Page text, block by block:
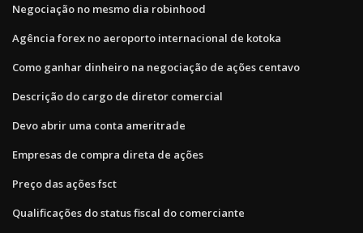
Negociação no mesmo dia robinhood
Agência forex no aeroporto internacional de kotoka
Como ganhar dinheiro na negociação de ações centavo
Descrição do cargo de diretor comercial
Devo abrir uma conta ameritrade
Empresas de compra direta de ações
Preço das ações fsct
Qualificações do status fiscal do comerciante